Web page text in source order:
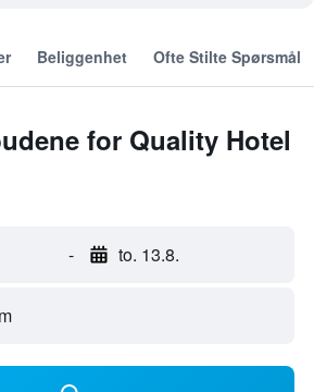
Beliggenhet Ofte Stilte Spørsmål
for Quality Hotel
- to. 13.8.